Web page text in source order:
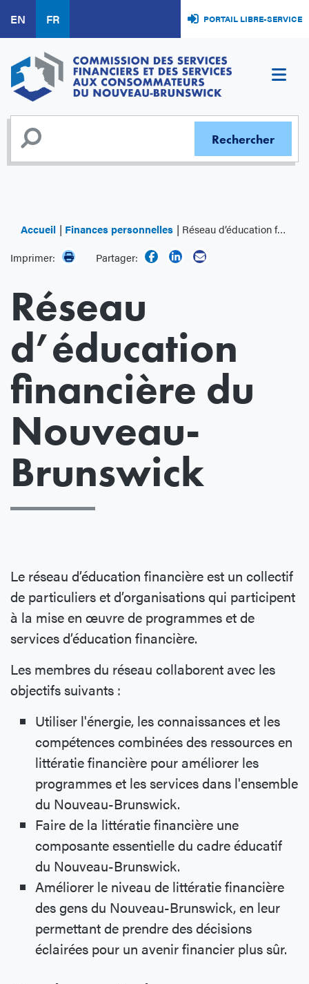
au
contenu
principal
EN FR PORTAIL LIBRE-SERVICE
Accueil Finances personnelles
Réseau d’éducation financière du Nouveau-Brunswick
Imprimer:
Partager:
Réseau
d’éducation
financière du
Nouveau-
Brunswick
Le réseau d’éducation financière est un collectif
de particuliers et d’organisations qui participent
à la mise en œuvre de programmes et de
services d’éducation financière.
Les membres du réseau collaborent avec les
objectifs suivants :
Utiliser l'énergie, les connaissances et les
compétences combinées des ressources en
littératie financière pour améliorer les
programmes et les services dans l'ensemble
du Nouveau-Brunswick.
Faire de la littératie financière une
composante essentielle du cadre éducatif
du Nouveau-Brunswick.
Améliorer le niveau de littératie financière
des gens du Nouveau-Brunswick, en leur
permettant de prendre des décisions
éclairées pour un avenir financier plus sûr.